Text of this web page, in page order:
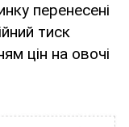
перенесені
тиск
цін на овочі